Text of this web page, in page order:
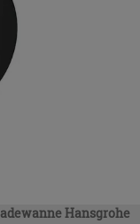
Hansgrohe